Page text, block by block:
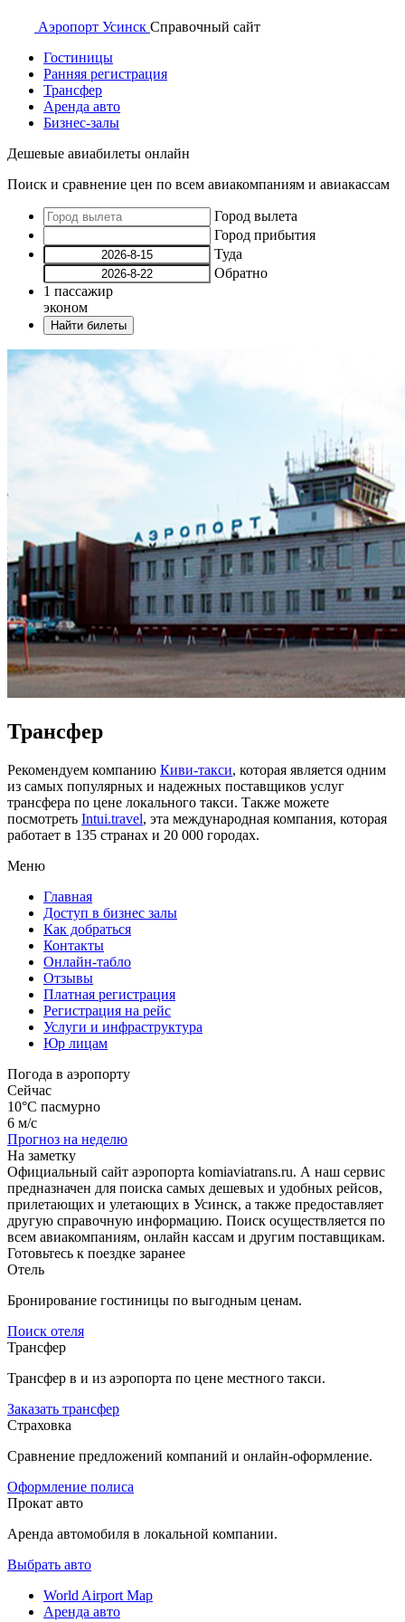
Аэропорт Усинск Справочный сайт
Гостиницы
Ранняя регистрация
Трансфер
Аренда авто
Бизнес-залы
Дешевые авиабилеты онлайн
Поиск и сравнение цен по всем авиакомпаниям и авиакассам
Город вылета
Город прибытия
Туда
Обратно
1 пассажир
эконом
Найти билеты
Трансфер
Рекомендуем компанию Киви-такси, которая является одним
из самых популярных и надежных поставщиков услуг
трансфера по цене локального такси. Также можете
посмотреть Intui.travel, эта международная компания, которая
работает в 135 странах и 20 000 городах.
Меню
Главная
Доступ в бизнес залы
Как добраться
Контакты
Онлайн-табло
Отзывы
Платная регистрация
Регистрация на рейс
Услуги и инфраструктура
Юр лицам
Погода в аэропорту
Сейчас
10°C пасмурно
6 м/с
Прогноз на неделю
На заметку
Официальный сайт аэропорта komiaviatrans.ru. А наш сервис
предназначен для поиска самых дешевых и удобных рейсов,
прилетающих и улетающих в Усинск, а также предоставляет
другую справочную информацию. Поиск осуществляется по
всем авиакомпаниям, онлайн кассам и другим поставщикам.
Готовьтесь к поездке заранее
Отель
Бронирование гостиницы по выгодным ценам.
Поиск отеля
Трансфер
Трансфер в и из аэропорта по цене местного такси.
Заказать трансфер
Страховка
Сравнение предложений компаний и онлайн-оформление.
Оформление полиса
Прокат авто
Аренда автомобиля в локальной компании.
Выбрать авто
World Airport Map
Аренда авто